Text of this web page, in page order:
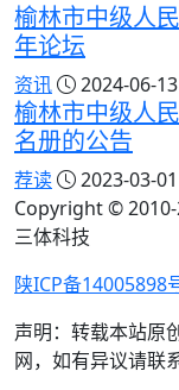
榆林市中级人
年论坛
资讯 2024-06-
榆林市中级人
名册的公告
荐读
2023-03-
Copyright © 2010-
三体科技
陕ICP备14005898
声明：转载本站原
网，如有异议请联